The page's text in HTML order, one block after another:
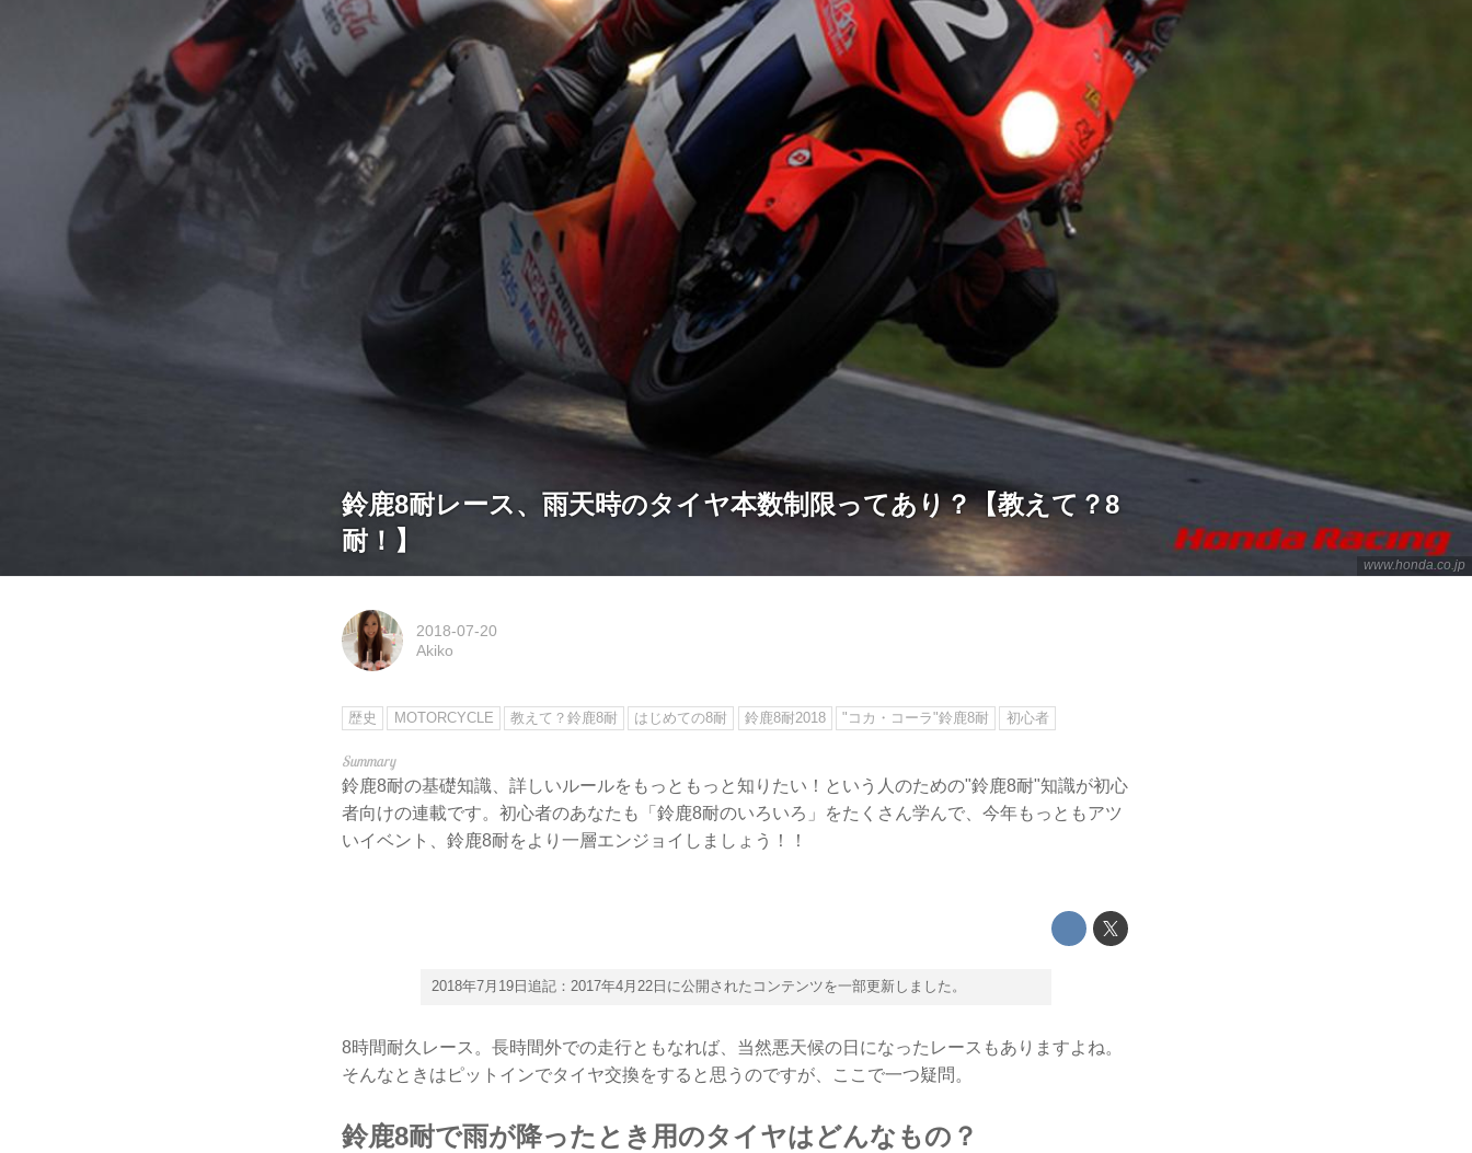
www.honda.co.jp
鈴鹿8耐レース、雨天時のタイヤ本数制限ってあり？【教えて？8
耐！】
2018-07-20
Akiko
歴史 MOTORCYCLE 教えて？鈴鹿8耐 はじめての8耐 鈴鹿8耐2018 "コカ・コーラ"鈴鹿8耐 初心者
鈴鹿8耐の基礎知識、詳しいルールをもっともっと知りたい！という人のための"鈴鹿8耐"知識が初心
者向けの連載です。初心者のあなたも「鈴鹿8耐のいろいろ」をたくさん学んで、今年もっともアツ
いイベント、鈴鹿8耐をより一層エンジョイしましょう！！
2018年7月19日追記：2017年4月22日に公開されたコンテンツを一部更新しました。
8時間耐久レース。長時間外での走行ともなれば、当然悪天候の日になったレースもありますよね。
そんなときはピットインでタイヤ交換をすると思うのですが、ここで一つ疑問。
鈴鹿8耐で雨が降ったとき用のタイヤはどんなもの？